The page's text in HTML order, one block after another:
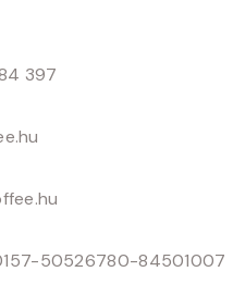
397
50526780-84501007